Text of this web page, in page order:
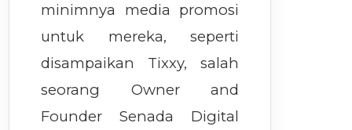
minimnya media promosi
untuk mereka, seperti
disampaikan Tixxy, salah
seorang Owner and
Founder Senada Digital